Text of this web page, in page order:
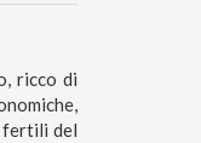
ricco di
fertili del